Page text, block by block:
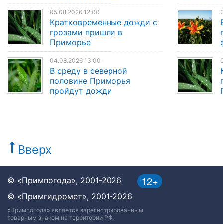
05.08.2026 12:00
Кратковременные дожди с
грозами пришли в
Приморье
04.08.2026 13:00
В среду в северной
половине Приморья
пройдут дожди
Вверх
12+
© «Примпогода», 2001-2026
© «Примгидромет», 2001-2026
«Примпогода» является зарегистрированным
товарным знаком на территории РФ.